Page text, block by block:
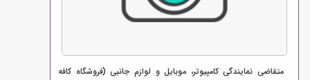
متقاضی نمایندگی کامپیوتر، موبایل و لوازم جانبی (فروشگاه کافه